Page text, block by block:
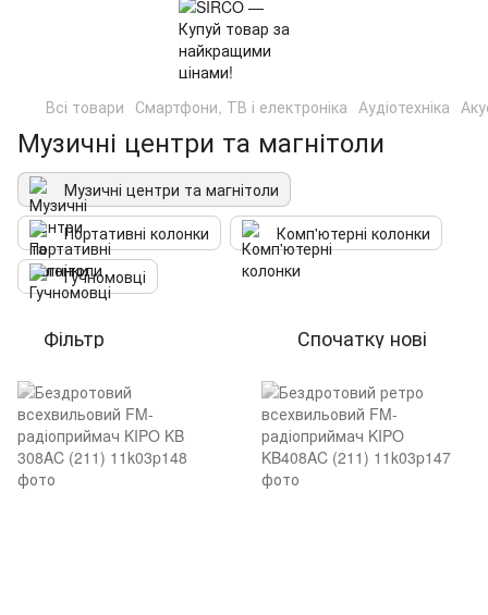
Всі товари Смартфони, ТВ і електроніка Аудіотехніка
Музичні центри та магнітоли
Музичні центри та магнітоли
Портативні колонки
Комп'ютерні колонки
Гучномовці
Фільтр Спочатку нові